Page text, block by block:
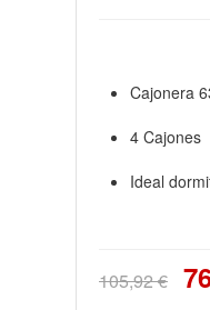
Cajonera
4 Cajones
Ideal
105,92 €